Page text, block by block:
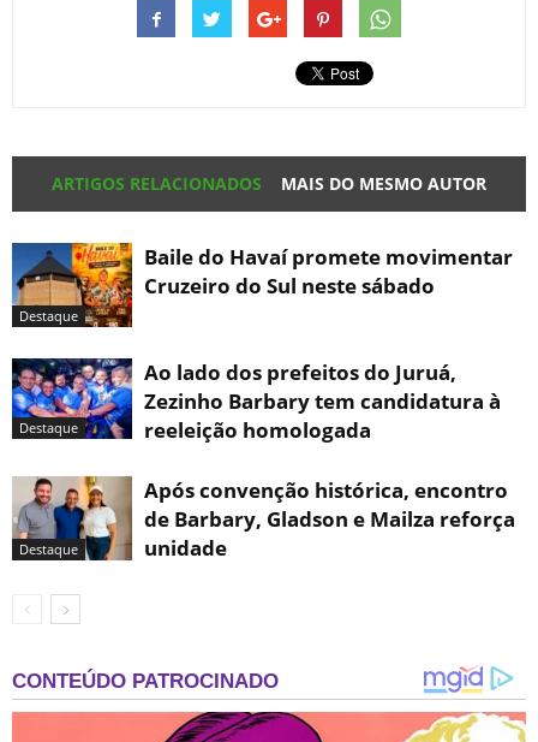
ARTIGOS RELACIONADOS MAIS DO MESMO AUTOR
Destaque
Baile do Havaí promete movimentar
Cruzeiro do Sul neste sábado
Destaque
Ao lado dos prefeitos do Juruá,
Zezinho Barbary tem candidatura à
reeleição homologada
Destaque
Após convenção histórica, encontro
de Barbary, Gladson e Mailza reforça
unidade